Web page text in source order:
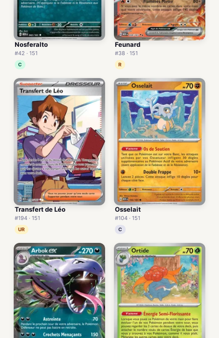
Nosferalto
#42 · 151
C
Feunard
#38 · 151
R
Transfert de Léo
#194 · 151
UR
Osselait
#104 · 151
C